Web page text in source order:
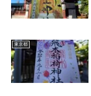
東京都